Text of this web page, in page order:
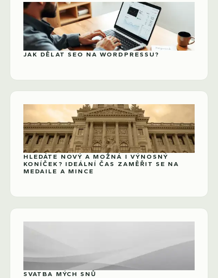
JAK DĚLAT SEO NA WORDPRESSU?
HLEDÁTE NOVÝ A MOŽNÁ I VÝNOSNÝ
KONÍČEK? IDEÁLNÍ ČAS ZAMĚŘIT SE NA
MEDAILE A MINCE
SVATBA MÝCH SNŮ